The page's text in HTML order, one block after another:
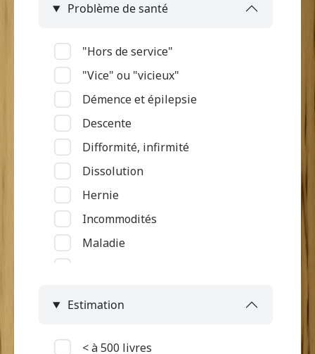
Intégration à l'armée
Ouvrier d'habitation
Service rattaché à la grand'case
Problème de santé
"Hors de service"
"Vice" ou "vicieux"
Démence et épilepsie
Descente
Difformité, infirmité
Dissolution
Hernie
Incommodités
Maladie
Estimation
< à 500 livres